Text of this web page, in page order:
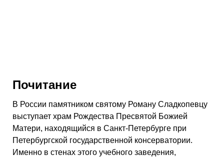
Почитание
В России памятником святому Роману Сладкопевцу
выступает храм Рождества Пресвятой Божией
Матери, находящийся в Санкт-Петербурге при
Петербургской государственной консерватории.
Именно в стенах этого учебного заведения,